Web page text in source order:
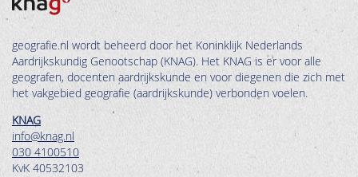
geografie.nl wordt beheerd door het Koninklijk Nederlands
Aardrijkskundig Genootschap (KNAG). Het KNAG is er voor alle
geografen, docenten aardrijkskunde en voor diegenen die zich met
het vakgebied geografie (aardrijkskunde) verbonden voelen.
KNAG
info@knag.nl
030 4100510
KvK 40532103